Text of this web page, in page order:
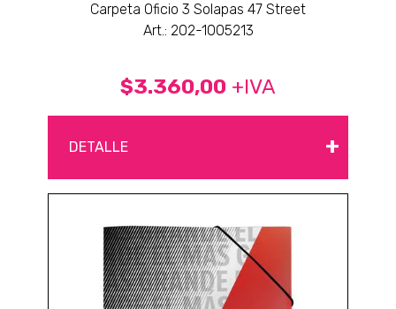
Carpeta Oficio 3 Solapas 47 Street
Art.: 202-1005213
$3.360,00 +IVA
DETALLE +